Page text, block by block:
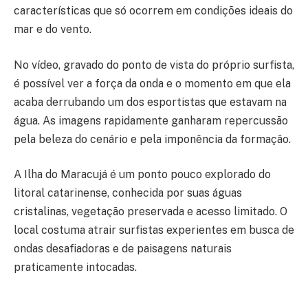
características que só ocorrem em condições ideais do
mar e do vento.
No vídeo, gravado do ponto de vista do próprio surfista,
é possível ver a força da onda e o momento em que ela
acaba derrubando um dos esportistas que estavam na
água. As imagens rapidamente ganharam repercussão
pela beleza do cenário e pela imponência da formação.
A Ilha do Maracujá é um ponto pouco explorado do
litoral catarinense, conhecida por suas águas
cristalinas, vegetação preservada e acesso limitado. O
local costuma atrair surfistas experientes em busca de
ondas desafiadoras e de paisagens naturais
praticamente intocadas.